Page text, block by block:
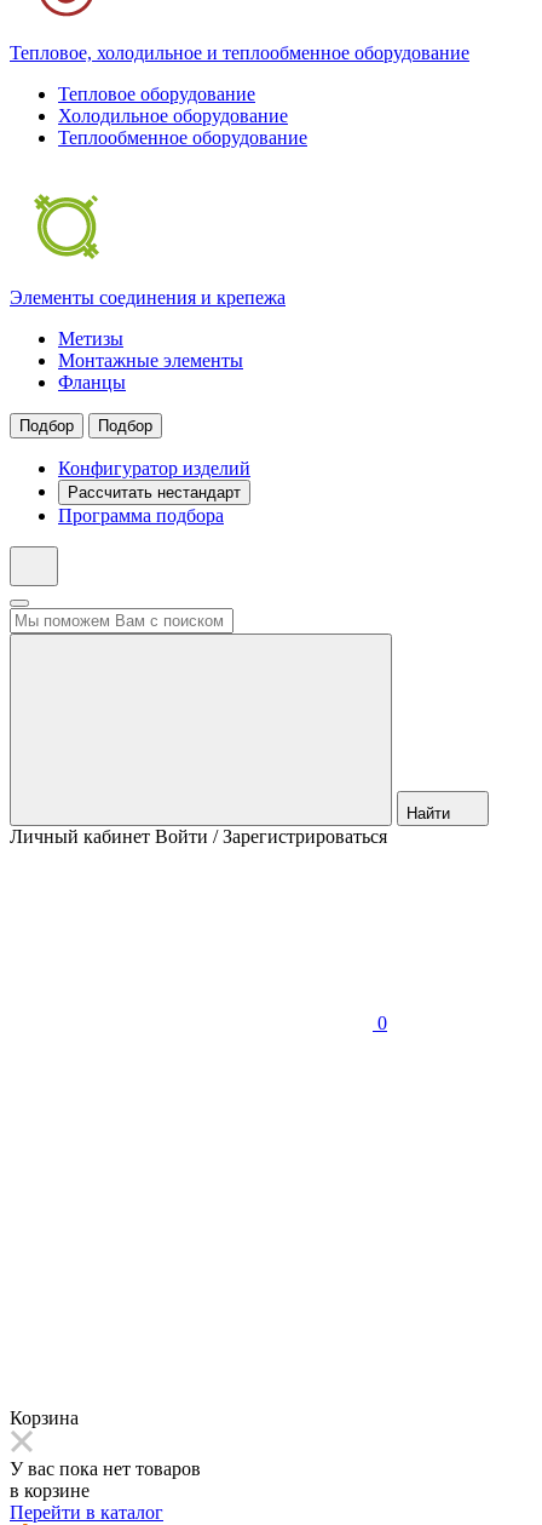
Тепловое, холодильное и теплообменное оборудование
Тепловое оборудование
Холодильное оборудование
Теплообменное оборудование
Элементы соединения и крепежа
Метизы
Монтажные элементы
Фланцы
Подбор Подбор
Конфигуратор изделий
Рассчитать нестандарт
Программа подбора
Найти
Личный кабинет Войти / Зарегистрироваться
0
Корзина
У вас пока нет товаров
в корзине
Перейти в каталог